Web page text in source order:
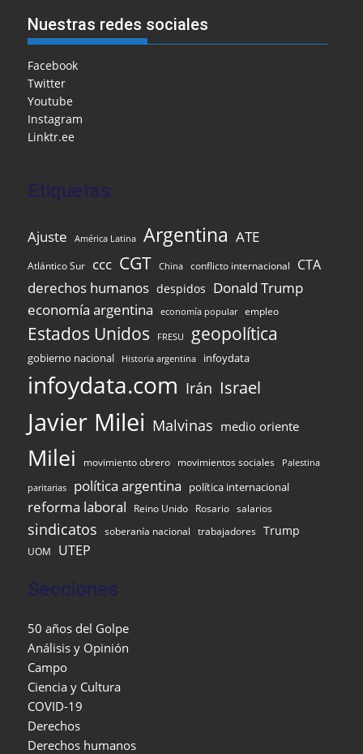
e
b
o
o
k
l l o
o A a dI
ar
e
Nuestras redes sociales
Facebook
Twitter
Youtube
Instagram
Linktr.ee
Etiquetas
Ajuste América Latina Argentina ATE
Atlántico Sur ccc CGT China conflicto internacional CTA
derechos humanos despidos Donald Trump
economía argentina
economía popular empleo
Estados Unidos FRESU geopolítica
gobierno nacional Historia argentina infoydata
infoydata.com Irán Israel
Javier Milei Malvinas medio oriente
Milei movimiento obrero movimientos sociales Palestina
paritarias política argentina política internacional
reforma laboral Reino Unido Rosario salarios
sindicatos soberanía nacional trabajadores Trump
UOM UTEP
Secciones
50 años del Golpe
Análisis y Opinión
Campo
Ciencia y Cultura
COVID-19
Derechos
Derechos humanos